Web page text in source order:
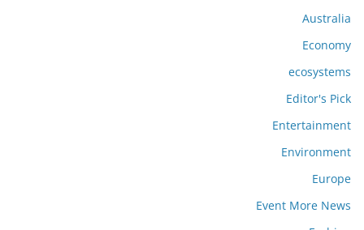
Australia
Economy
ecosystems
Editor's Pick
Entertainment
Environment
Europe
Event More News